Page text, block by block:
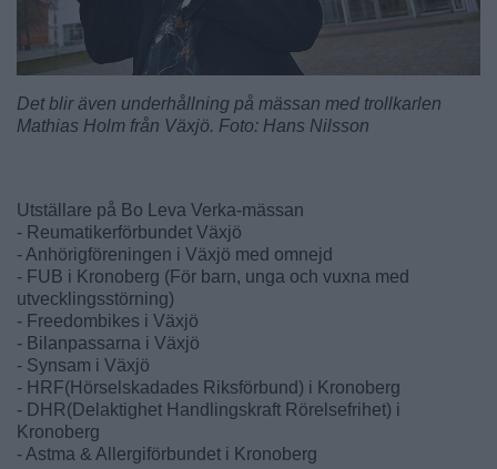
Det blir även underhållning på mässan med trollkarlen
Mathias Holm från Växjö. Foto: Hans Nilsson
Utställare på Bo Leva Verka-mässan
- Reumatikerförbundet Växjö
- Anhörigföreningen i Växjö med omnejd
- FUB i Kronoberg (För barn, unga och vuxna med
utvecklingsstörning)
- Freedombikes i Växjö
- Bilanpassarna i Växjö
- Synsam i Växjö
- HRF(Hörselskadades Riksförbund) i Kronoberg
- DHR(Delaktighet Handlingskraft Rörelsefrihet) i
Kronoberg
- Astma & Allergiförbundet i Kronoberg